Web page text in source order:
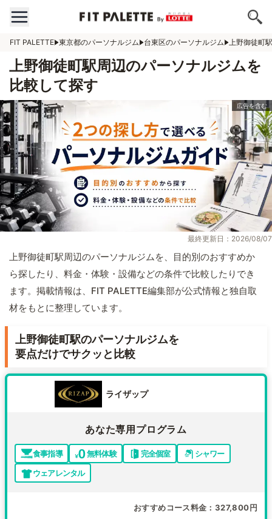
FIT PALETTE 東京都のパーソナルジム 台東区のパーソナルジム 上野御徒町
上野御徒町駅周辺のパーソナルジムを
比較して探す
最終更新日：2026/08/07
上野御徒町駅周辺のパーソナルジムを、目的別のおすすめか
ら探したり、料金・体験・設備などの条件で比較したりでき
ます。掲載情報は、FIT PALETTE編集部が公式情報と独自取
材をもとに整理しています。
上野御徒町駅のパーソナルジムを
要点だけでサクッと比較
ライザップ
あなた専用プログラム
食事指導 無料体験 完全個室
シャワー
ウェアレンタル
おすすめコース料金 327,800円